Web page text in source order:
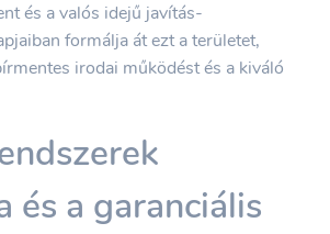
és a valós idejű javítás-
formálja át ezt a területet,
irodai működést és a kiváló
és a garanciális